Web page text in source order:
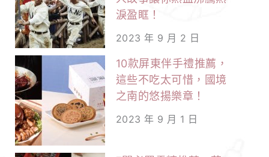
淚盈眶！
2023 年 9 月 2 日
10款屏東伴手禮推薦，
這些不吃太可惜，國境
之南的悠揚樂章！
2023 年 9 月 1 日